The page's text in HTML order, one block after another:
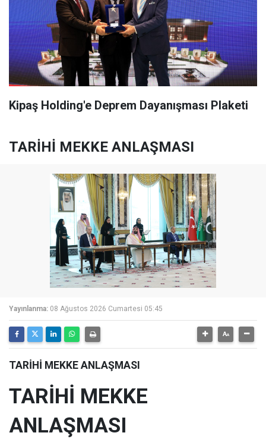
Kipaş Holding'e Deprem Dayanışması Plaketi
TARİHİ MEKKE ANLAŞMASI
Yayınlanma: 08 Ağustos 2026 Cumartesi 05:45
TARİHİ MEKKE ANLAŞMASI
TARİHİ MEKKE
ANLAŞMASI